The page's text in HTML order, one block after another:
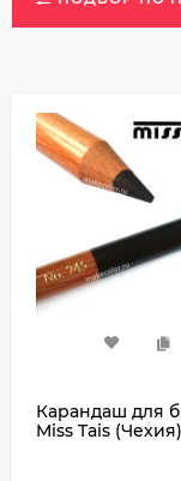
Карандаш для
Miss Tais